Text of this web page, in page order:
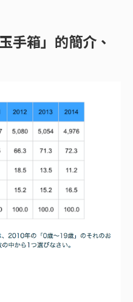
手箱」的簡介、